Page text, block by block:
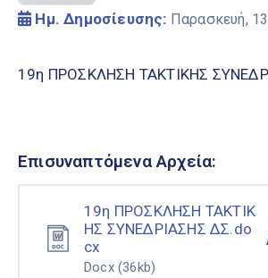
Ημ. Δημοσίευσης: Παρασκευή,
19η ΠΡΟΣΚΛΗΣΗ ΤΑΚΤΙΚΗΣ
Επισυναπτόμενα Αρχεία:
19η ΠΡΟΣΚΛΗΣΗ ΤΑΚΤΙΚ
ΗΣ ΣΥΝΕΔΡΙΑΣΗΣ ΔΣ.do
cx
Docx (36kb)